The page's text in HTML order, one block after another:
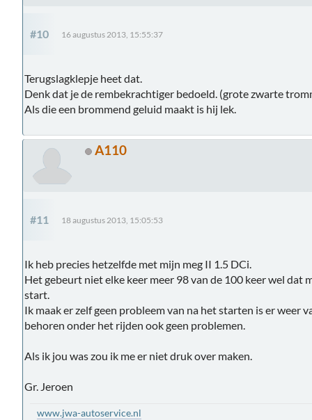
#10 16 augustus 2013, 15:55:37
Terugslagklepje heet dat.
Denk dat je de rembekrachtiger bedoeld. (grote zwarte
Als die een brommend geluid maakt is hij lek.
A110
#11 18 augustus 2013, 15:05:53
Ik heb precies hetzelfde met mijn meg II 1.5 DCi.
Het gebeurt niet elke keer meer 98 van de 100 keer wel dat
start.
Ik maak er zelf geen probleem van na het starten is er weer
behoren onder het rijden ook geen problemen.
Als ik jou was zou ik me er niet druk over maken.
Gr. Jeroen
www.jwa-autoservice.nl